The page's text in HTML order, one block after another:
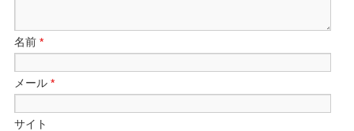
名前*
メール*
サイト